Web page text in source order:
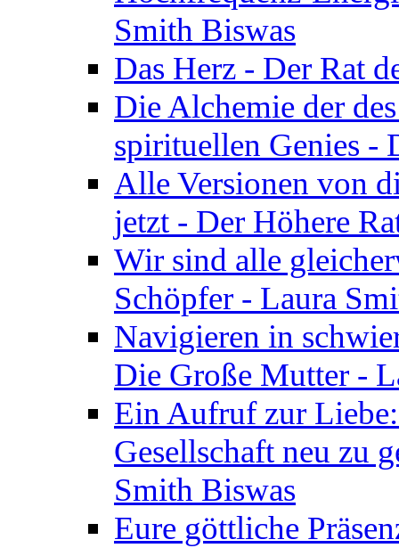
Smith Biswas
Das Herz - Der Rat
Die Alchemie der
spirituellen Genies -
Alle Versionen von
jetzt - Der Höhere
Wir sind alle
Schöpfer - Laura
Navigieren in
Die Große Mutter -
Ein Aufruf zur
Gesellschaft neu zu
Smith Biswas
Eure göttliche